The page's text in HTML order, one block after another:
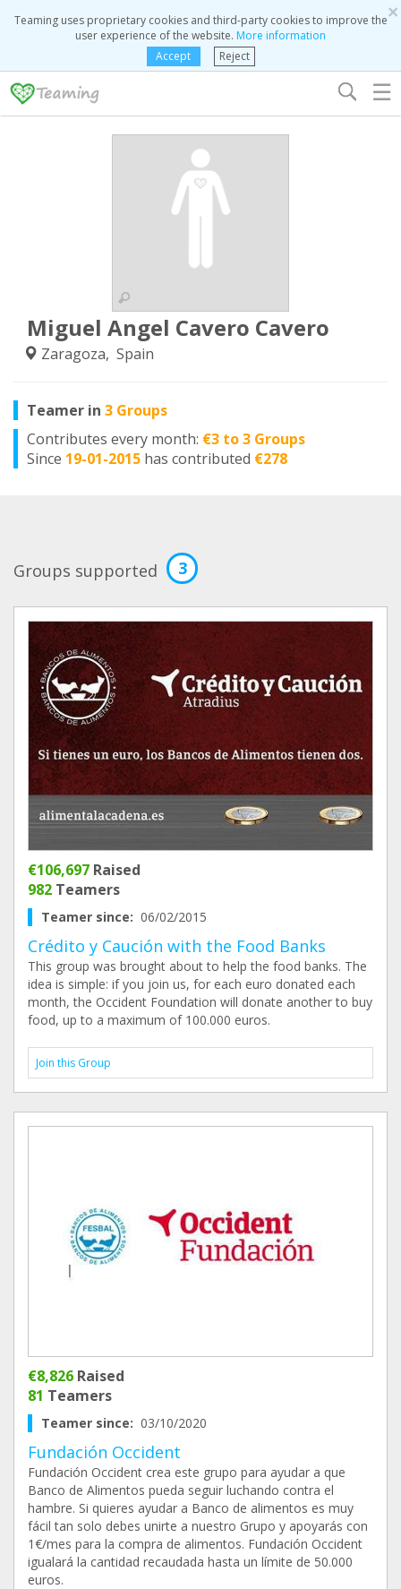
×
Teaming uses proprietary cookies and third-party cookies to improve the
user experience of the website. More information
Accept
Reject
☰
Miguel Angel Cavero Cavero
Zaragoza, Spain
Teamer in 3 Groups
Contributes every month: €3 to 3 Groups
Since 19-01-2015 has contributed €278
Groups supported 3
€106,697 Raised
982 Teamers
Teamer since: 06/02/2015
Crédito y Caución with the Food Banks
This group was brought about to help the food banks. The
idea is simple: if you join us, for each euro donated each
month, the Occident Foundation will donate another to buy
food, up to a maximum of 100.000 euros.
Join this Group
€8,826 Raised
81 Teamers
Teamer since: 03/10/2020
Fundación Occident
Fundación Occident crea este grupo para ayudar a que
Banco de Alimentos pueda seguir luchando contra el
hambre. Si quieres ayudar a Banco de alimentos es muy
fácil tan solo debes unirte a nuestro Grupo y apoyarás con
1€/mes para la compra de alimentos. Fundación Occident
igualará la cantidad recaudada hasta un límite de 50.000
euros.